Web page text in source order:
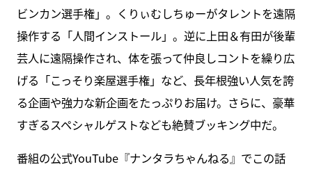
ビンカン選手権」。くりぃむしちゅーがタレントを遠隔
操作する「人間インストール」。逆に上田＆有田が後輩
芸人に遠隔操作され、体を張って仲良しコントを繰り広
げる「こっそり楽屋選手権」など、長年根強い人気を誇
る企画や強力な新企画をたっぷりお届け。さらに、豪華
すぎるスペシャルゲストなども絶賛ブッキング中だ。
番組の公式YouTube『ナンタラちゃんねる』でこの話